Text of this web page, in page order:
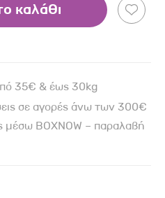
καλάθι
35€ & έως 30kg
σε αγορές άνω των 300€
BOXNOW – παραλαβή